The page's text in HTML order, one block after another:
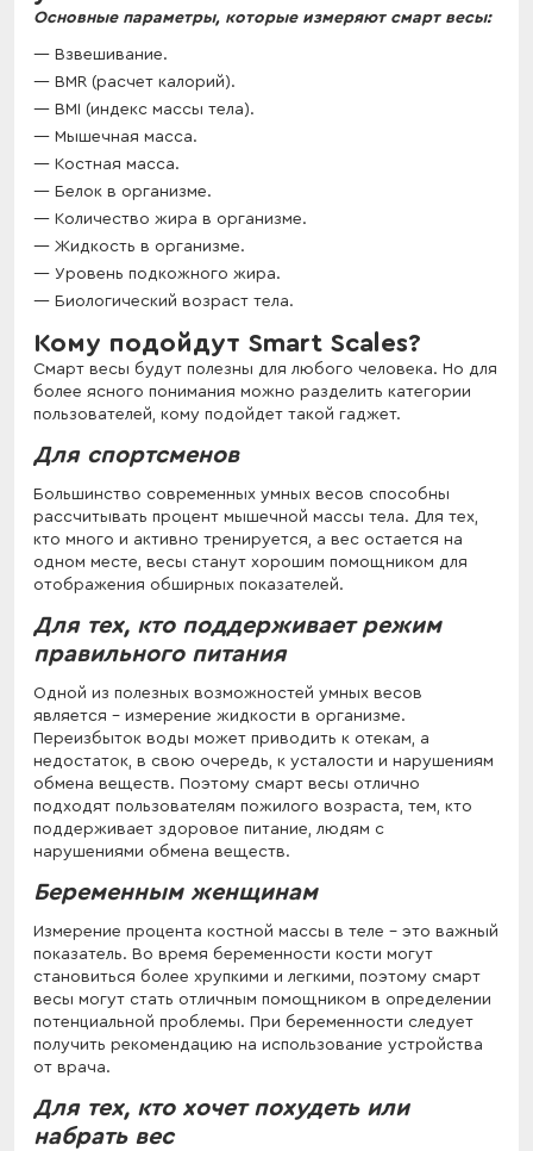
Основные параметры, которые измеряют смарт весы:
Взвешивание.
BMR (расчет калорий).
BMI (индекс массы тела).
Мышечная масса.
Костная масса.
Белок в организме.
Количество жира в организме.
Жидкость в организме.
Уровень подкожного жира.
Биологический возраст тела.
Кому подойдут Smart Scales?
Смарт весы будут полезны для любого человека. Но для
более ясного понимания можно разделить категории
пользователей, кому подойдет такой гаджет.
Для спортсменов
Большинство современных умных весов способны
рассчитывать процент мышечной массы тела. Для тех,
кто много и активно тренируется, а вес остается на
одном месте, весы станут хорошим помощником для
отображения обширных показателей.
Для тех, кто поддерживает режим
правильного питания
Одной из полезных возможностей умных весов
является – измерение жидкости в организме.
Переизбыток воды может приводить к отекам, а
недостаток, в свою очередь, к усталости и нарушениям
обмена веществ. Поэтому смарт весы отлично
подходят пользователям пожилого возраста, тем, кто
поддерживает здоровое питание, людям с
нарушениями обмена веществ.
Беременным женщинам
Измерение процента костной массы в теле – это важный
показатель. Во время беременности кости могут
становиться более хрупкими и легкими, поэтому смарт
весы могут стать отличным помощником в определении
потенциальной проблемы. При беременности следует
получить рекомендацию на использование устройства
от врача.
Для тех, кто хочет похудеть или
набрать вес